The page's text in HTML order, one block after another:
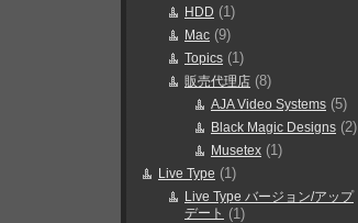
HDD (1)
Mac (9)
Topics (1)
販売代理店 (8)
AJA Video Systems (5)
Black Magic Designs (2)
Musetex (1)
Live Type (1)
Live Type バージョン/アップ
デート (1)